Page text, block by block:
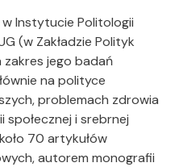
Instytucie Politologii
(w Zakładzie Polityk
zakres jego badań
na polityce
problemach zdrowia
społecznej i srebrnej
70 artykułów
autorem monografii